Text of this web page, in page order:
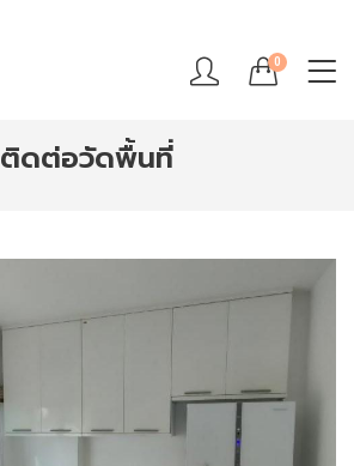
0
ติดต่อวัดพื้นที่